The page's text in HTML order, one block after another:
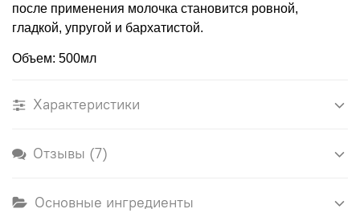
после применения молочка становится ровной,
гладкой, упругой и бархатистой.
Объем: 500мл
Характеристики
Отзывы (7)
Основные ингредиенты